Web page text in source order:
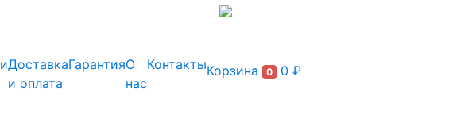
Доставка
и оплата
ГарантияО
нас
КонтактыКорзина 0 0 ₽